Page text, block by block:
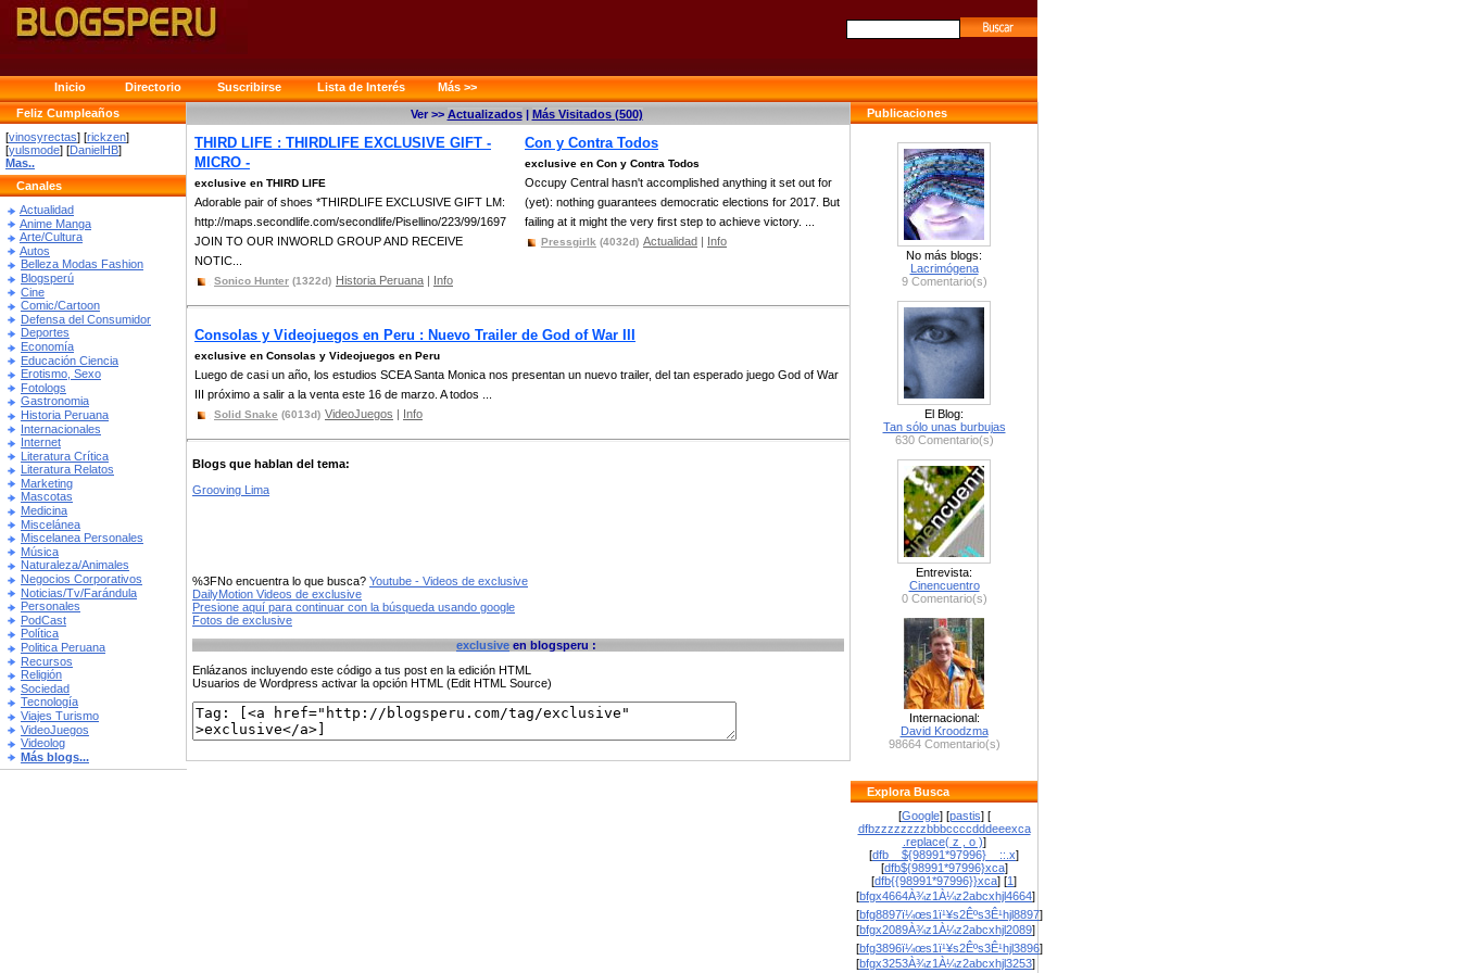
Inicio Directorio Suscribirse Lista de Interés
Más >>
Feliz Cumpleaños
[vinosyrectas] [rickzen]
[yulsmode] [DanielHB]
Mas..
Canales
Actualidad
Anime Manga
Arte/Cultura
Autos
Belleza Modas Fashion
Blogsperú
Cine
Comic/Cartoon
Defensa del Consumidor
Deportes
Economía
Educación Ciencia
Erotismo, Sexo
Fotologs
Gastronomia
Historia Peruana
Internacionales
Internet
Literatura Crítica
Literatura Relatos
Marketing
Mascotas
Medicina
Miscelánea
Miscelanea Personales
Música
Naturaleza/Animales
Negocios Corporativos
Noticias/Tv/Farándula
Personales
PodCast
Política
Politica Peruana
Recursos
Religión
Sociedad
Tecnología
Viajes Turismo
VideoJuegos
Videolog
Más blogs...
Publicaciones
No más blogs:
Lacrimógena
9 Comentario(s)
El Blog:
Tan sólo unas burbujas
630 Comentario(s)
Entrevista:
Cinencuentro
0 Comentario(s)
Internacional:
David Kroodzma
98664 Comentario(s)
Explora Busca
[Google] [pastis] [
dfbzzzzzzzzbbbccccdddeeexca
.replace( z , o )]
[dfb__${98991*97996}__::.x]
[dfb${98991*97996}xca]
[dfb{{98991*97996}}xca] [1]
[bfgx4664À¾z1À¼z2abcxhjl4664]
[bfg8897ï¼œs1ï¹¥s2Êºs3Ê¹hjl8897]
[bfgx2089À¾z1À¼z2abcxhjl2089]
[bfg3896ï¼œs1ï¹¥s2Êºs3Ê¹hjl3896]
[bfgx3253À¾z1À¼z2abcxhjl3253]
Ver >> Actualizados| Más Visitados (500)
THIRD LIFE : THIRDLIFE EXCLUSIVE GIFT -
MICRO -
exclusive en THIRD LIFE
Adorable pair of shoes *THIRDLIFE EXCLUSIVE GIFT LM:
http://maps.secondlife.com/secondlife/Pisellino/223/99/1697
JOIN TO OUR INWORLD GROUP AND RECEIVE
NOTIC...
Sonico Hunter (1322d) Historia Peruana | Info
Con y Contra Todos
exclusive en Con y Contra Todos
Occupy Central hasn't accomplished anything it set out for
(yet): nothing guarantees democratic elections for 2017. But
failing at it might the very first step to achieve victory. ...
Pressgirlk (4032d) Actualidad | Info
Consolas y Videojuegos en Peru : Nuevo Trailer de God of War III
exclusive en Consolas y Videojuegos en Peru
Luego de casi un año, los estudios SCEA Santa Monica nos presentan un nuevo trailer, del tan esperado juego God of War
III próximo a salir a la venta este 16 de marzo. A todos ...
Solid Snake (6013d) VideoJuegos | Info
Blogs que hablan del tema:
Grooving Lima
%3FNo encuentra lo que busca? Youtube - Videos de exclusive
DailyMotion Videos de exclusive
Presione aquí para continuar con la búsqueda usando google
Fotos de exclusive
exclusive en blogsperu :
Enlázanos incluyendo este código a tus post en la edición HTML
Usuarios de Wordpress activar la opción HTML (Edit HTML Source)